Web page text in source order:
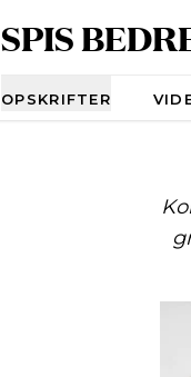
SPIS
OPSKRIFTER